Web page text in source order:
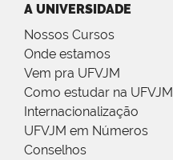
A UNIVERSIDADE
Nossos Cursos
Onde estamos
Vem pra UFVJM
Como estudar na UFVJM
Internacionalização
UFVJM em Números
Conselhos